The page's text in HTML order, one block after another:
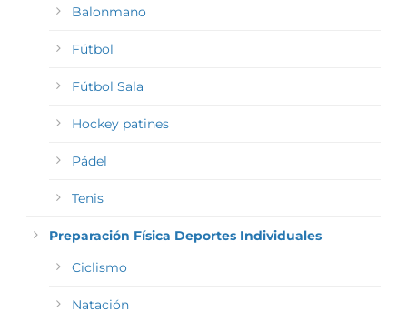
Balonmano
Fútbol
Fútbol Sala
Hockey patines
Pádel
Tenis
Preparación Física Deportes Individuales
Ciclismo
Natación